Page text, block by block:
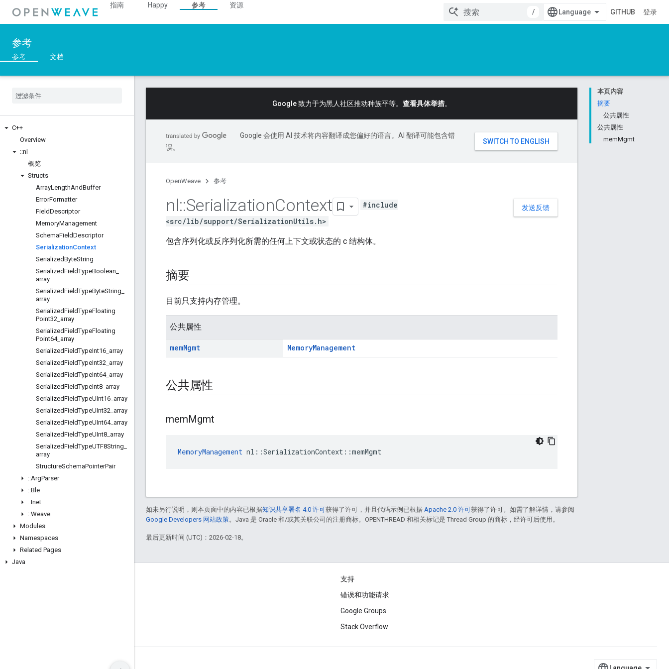
指南 Happy 参考
资源
/
GITHUB 登录
参考
参考 文档
C++
Overview
::nl
概览
Structs
ArrayLengthAndBuffer
ErrorFormatter
FieldDescriptor
MemoryManagement
SchemaFieldDescriptor
SerializationContext
SerializedByteString
SerializedFieldTypeBoolean
array
SerializedFieldTypeByteString
array
SerializedFieldTypeFloating
Point32 array
SerializedFieldTypeFloating
Point64_ array
SerializedFieldTypeInt16 array
SerializedFieldTypeInt32 array
SerializedFieldTypeInt64_ array
SerializedFieldTypeInt8 array
SerializedFieldTypeUInt16 array
SerializedFieldTypeUInt32 array
SerializedFieldTypeUInt64_ array
SerializedFieldTypeUInt8 array
SerializedFieldTypeUTF8String
array
StructureSchemaPointerPair
::ArgParser
::Ble
::Inet
::Weave
Modules
Namespaces
Related Pages
Java
本页内容
摘要
公共属性
公共属性
memMgmt
Google 致力于为黑人社区推动种族平等。 查看具体举措。
Google 会使用 AI 技术将内容翻译成您偏好的语言。AI 翻译可能包含错
误。
OpenWeave 参考
发送反馈
nl::SerializationContext
#include
<src/lib/support/SerializationUtils.h>
包含序列化或反序列化所需的任何上下文或状态的 c 结构体。
摘要
目前只支持内存管理。
公共属性
memMgmt MemoryManagement
公共属性
memMgmt
MemoryManagement nl::SerializationContext::memMgmt
如未另行说明，则本页面中的内容已根据知识共享署名 4.0 许可获得了许可，并且代码示例已根据 Apache 2.0 许可获得了许可。如需了解详情，请参阅
Google Developers 网站政策。Java 是 Oracle 和/或其关联公司的注册商标。OPENTHREAD 和相关标记是 Thread Group 的商标，经许可后使用。
最后更新时间 (UTC)：2026-02-18。
支持
错误和功能请求
Google Groups
Stack Overflow